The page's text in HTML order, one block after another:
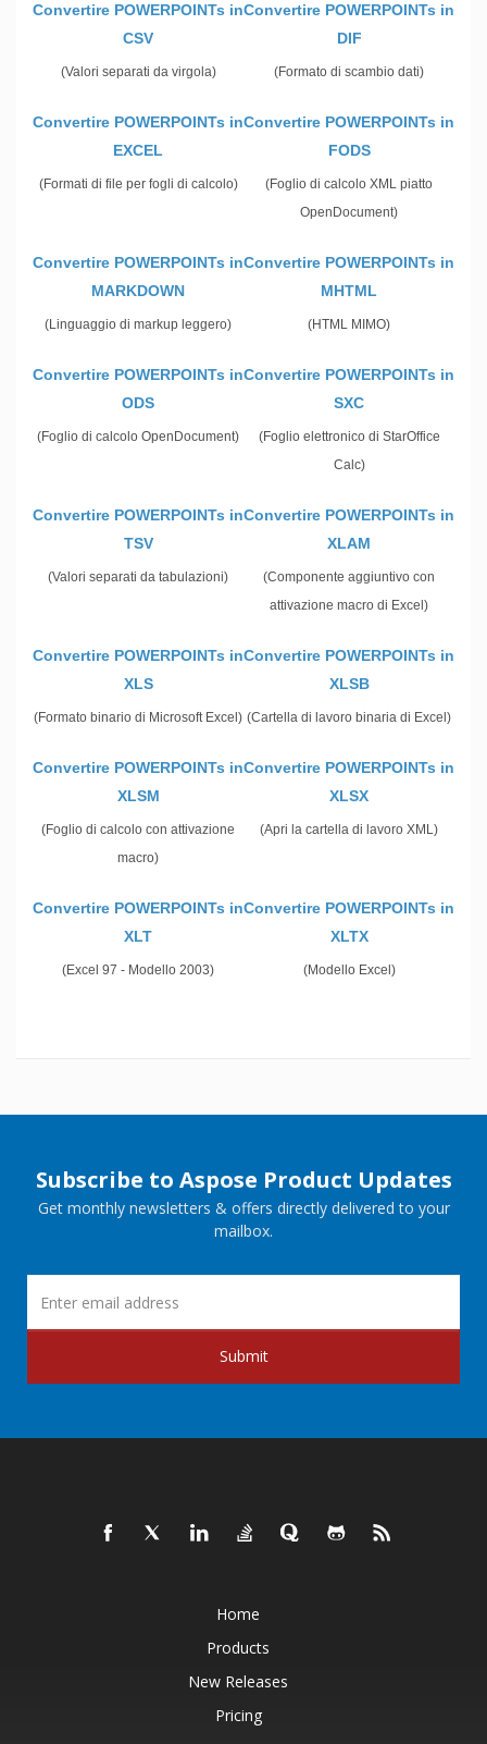
Convertire POWERPOINTs in
CSV
(Valori separati da virgola)
Convertire POWERPOINTs in
DIF
(Formato di scambio dati)
Convertire POWERPOINTs in
EXCEL
(Formati di file per fogli di calcolo)
Convertire POWERPOINTs in
FODS
(Foglio di calcolo XML piatto
OpenDocument)
Convertire POWERPOINTs in
MARKDOWN
(Linguaggio di markup leggero)
Convertire POWERPOINTs in
MHTML
(HTML MIMO)
Convertire POWERPOINTs in
ODS
(Foglio di calcolo OpenDocument)
Convertire POWERPOINTs in
SXC
(Foglio elettronico di StarOffice
Calc)
Convertire POWERPOINTs in
TSV
(Valori separati da tabulazioni)
Convertire POWERPOINTs in
XLAM
(Componente aggiuntivo con
attivazione macro di Excel)
Convertire POWERPOINTs in
XLS
(Formato binario di Microsoft Excel)
Convertire POWERPOINTs in
XLSB
(Cartella di lavoro binaria di Excel)
Convertire POWERPOINTs in
XLSM
(Foglio di calcolo con attivazione
macro)
Convertire POWERPOINTs in
XLSX
(Apri la cartella di lavoro XML)
Convertire POWERPOINTs in
XLT
(Excel 97 - Modello 2003)
Convertire POWERPOINTs in
XLTX
(Modello Excel)
Subscribe to Aspose Product Updates
Get monthly newsletters & offers directly delivered to your
mailbox.
Submit
Home
Products
New Releases
Pricing